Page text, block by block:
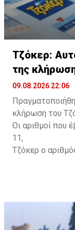
Τζόκερ:
της
09.08.2026 22:06
κλήρωση του
Οι αριθμοί που
11,
Τζόκερ ο